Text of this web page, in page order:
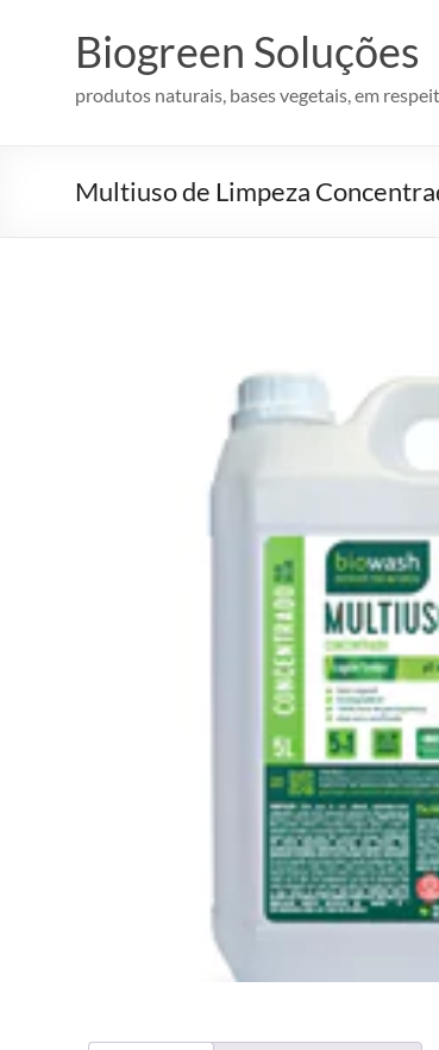
Biogreen Soluções
produtos naturais, bases vegetais, em
Multiuso de Limpeza